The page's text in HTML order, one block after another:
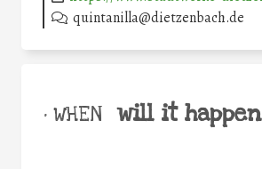
quintanilla@dietzenbach.de
• WHEN will it